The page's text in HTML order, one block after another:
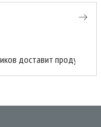
доставит